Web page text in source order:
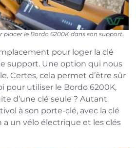
placer le Bordo 6200K dans son support.
pour loger la clé
support. Une option qui nous
Certes, cela permet d’être sûr
pour utiliser le Bordo 6200K,
d’une clé seule ? Autant
à son porte-clé, avec la clé
a un vélo électrique et les clés